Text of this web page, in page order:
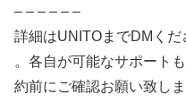
– – – – – –
詳細はUNITOまでDMくだ
。各自が可能なサポート
約前にご確認お願い致しま